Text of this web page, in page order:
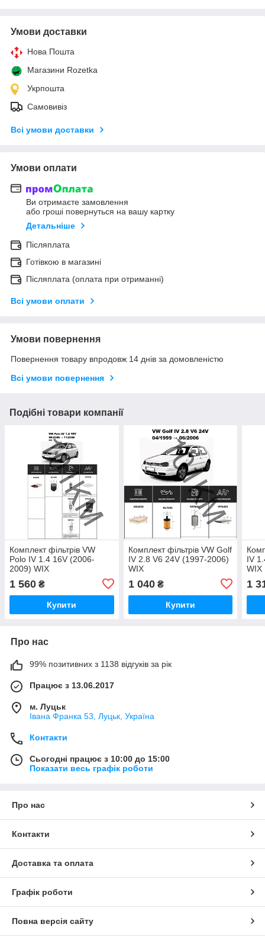
Умови доставки
Нова Пошта
Магазини Rozetka
Укрпошта
Самовивіз
Всі умови доставки
Умови оплати
Ви отримаєте замовлення
або гроші повернуться на вашу картку
Детальніше
Післяплата
Готівкою в магазині
Післяплата (оплата при отриманні)
Всі умови оплати
Умови повернення
Повернення товару впродовж 14 днів за домовленістю
Всі умови повернення
Подібні товари компанії
Комплект фільтрів VW
Polo IV 1.4 16V (2006-
2009) WIX
1 560 ₴
Купити
Комплект фільтрів VW Golf
IV 2.8 V6 24V (1997-2006)
WIX
1 040₴
Купити
IV
WIX
1
Про нас
99% позитивних з 1138 відгуків за рік
Працює з 13.06.2017
м. Луцьк
Івана Франка 53, Луцьк, Україна
Контакти
Сьогодні працює з 10:00 до 15:00
Показати весь графік роботи
Про нас
Контакти
Доставка та оплата
Графік роботи
Повна версія сайту